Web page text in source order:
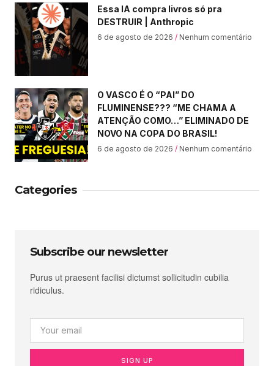
Essa IA compra livros só pra
DESTRUIR | Anthropic
6 de agosto de 2026 Nenhum comentário
O VASCO É O “PAI” DO
FLUMINENSE??? “ME CHAMA A
ATENÇÃO COMO…” ELIMINADO DE
NOVO NA COPA DO BRASIL!
6 de agosto de 2026 Nenhum comentário
Categories
Subscribe our newsletter
Purus ut praesent facilisi dictumst sollicitudin cubilia
ridiculus.
SIGN UP